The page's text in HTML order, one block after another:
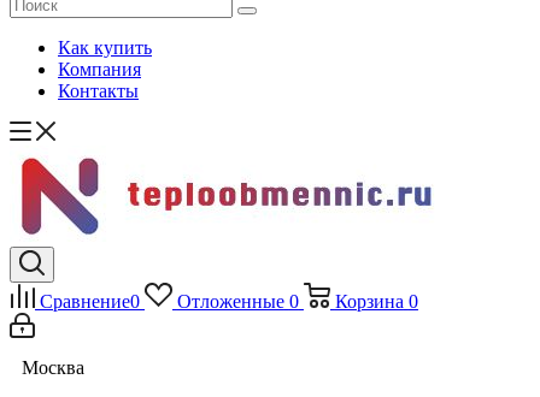
Как купить
Компания
Контакты
Сравнение0 Отложенные 0 Корзина 0
Москва